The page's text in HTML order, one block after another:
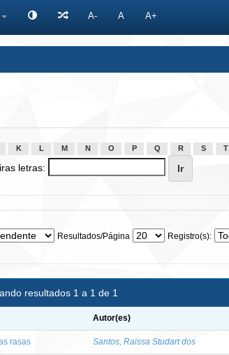
A- A A+
K L M N O P Q R S T
letras:
Resultados/Página Registro(s):
resultados 1 a 1 de 1
Autor(es)
rasas Santos, Raissa Studart dos